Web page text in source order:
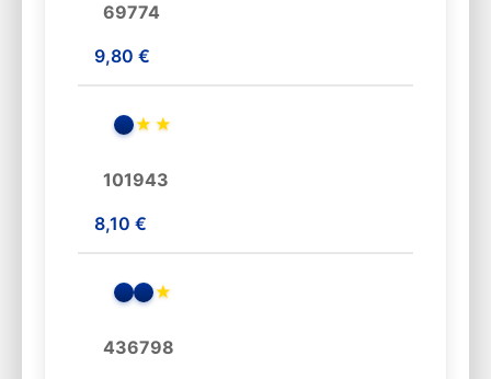
69774
9,80 €
★ ★
101943
8,10 €
★
436798